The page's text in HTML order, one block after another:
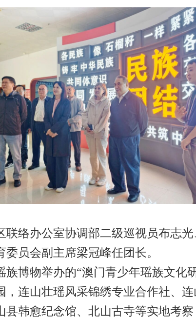
络办公室协调部二级巡视员布志
员会副主席梁冠峰任团长。
博物举办的“澳门青少年瑶族文化
连山壮瑶风采锦绣专业合作社、
韩愈纪念馆、北山古寺等实地考